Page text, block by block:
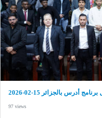
أدرس بالجزائر 15-02-2026
97 views